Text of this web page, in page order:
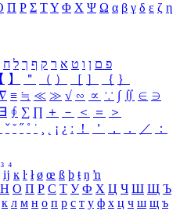
Π Ρ Σ ΤΥ Φ Χ Ψ Ω α β γ δ ε ζ η
פ ם ן ו ט א ר ק ף ך ל ח
】 ＂ （ ） ［ ］ ｛ ｝
≡ ≒ ≪ ≫ √ ∽ ∝ ∵ ∫ ∬ ∈ ∋
∃ ∮ ∑ ∏ ＋ － ＜ ＝
＞
ˇ ˘ ˝ ˚ ˙ ¸ ¡ ¿ ː ！ ＇ ， ． ／
：
₃ ₄
ĳ ĸ ŀ ł ø œ ß þ ŧ ŋ ŉ
Н О П Р С Т У Ф Х Ц Ч Ш Щ Ъ
к л м н о п р с т у ф х ц ч ш щ ъ